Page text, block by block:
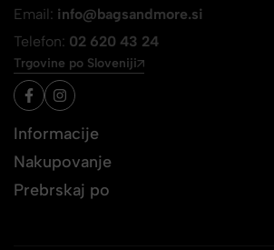
Email: info@bagsandmore.si
Telefon: 02 620 43 24
Trgovine po Sloveniji
Informacije
Nakupovanje
Prebrskaj po